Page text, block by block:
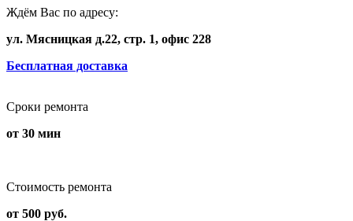
Ждём Вас по адресу:
ул. Мясницкая д.22, стр. 1, офис 228
Бесплатная доставка
Сроки ремонта
от 30 мин
Стоимость ремонта
от 500 руб.